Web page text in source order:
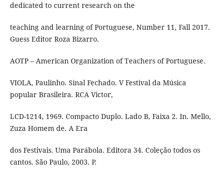
dedicated to current research on the
teaching and learning of Portuguese, Number 11, Fall 2017.
Guess Editor Roza Bizarro.
AOTP – American Organization of Teachers of Portuguese.
VIOLA, Paulinho. Sinal Fechado. V Festival da Música
popular Brasileira. RCA Victor,
LCD-1214, 1969. Compacto Duplo. Lado B, Faixa 2. In. Mello,
Zuza Homem de. A Era
dos Festivais. Uma Parábola. Editora 34. Coleção todos os
cantos. São Paulo, 2003. P.